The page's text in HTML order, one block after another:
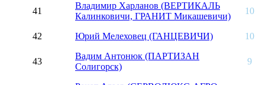
41
Владимир Харланов (ВЕРТИКАЛЬ
Калинковичи, ГРАНИТ Микашевичи)
10
42 Юрий Мелеховец (ГАНЦЕВИЧИ) 10
43
Вадим Антонюк (ПАРТИЗАН
Солигорск)
9